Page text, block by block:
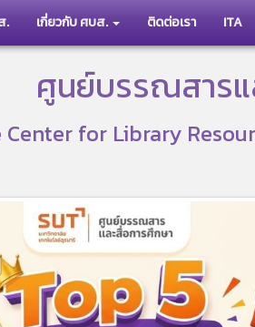
. เกี่ยวกับ ศบส. ติดต่อเรา ITA
ศูนย์บรรณสาร
Center for Library